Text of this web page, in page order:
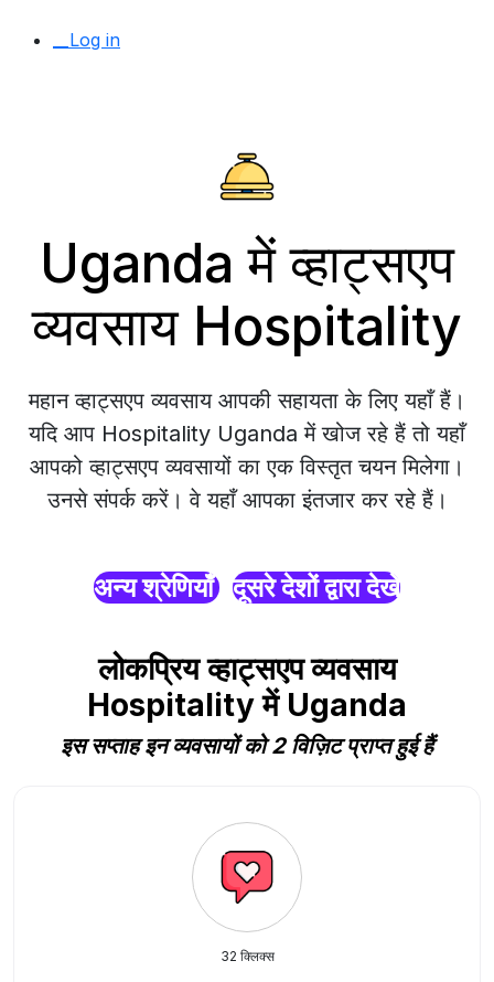
__Log in
Uganda में व्हाट्सएप
व्यवसाय Hospitality
महान व्हाट्सएप व्यवसाय आपकी सहायता के लिए यहाँ हैं।
यदि आप Hospitality Uganda में खोज रहे हैं तो यहाँ
आपको व्हाट्सएप व्यवसायों का एक विस्तृत चयन मिलेगा।
उनसे संपर्क करें। वे यहाँ आपका इंतजार कर रहे हैं।
अन्य श्रेणियाँ दूसरे देशों द्वारा देखें
लोकप्रिय व्हाट्सएप व्यवसाय
Hospitality में Uganda
इस सप्ताह इन व्यवसायों को 2 विज़िट प्राप्त हुई हैं
32 क्लिक्स